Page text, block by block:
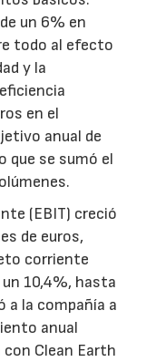
un 6% en
todo al efecto
y la
en el
anual de
que se sumó el
(EBIT) creció
de euros,
corriente
10,4%, hasta
a la compañía a
anual
Clean Earth